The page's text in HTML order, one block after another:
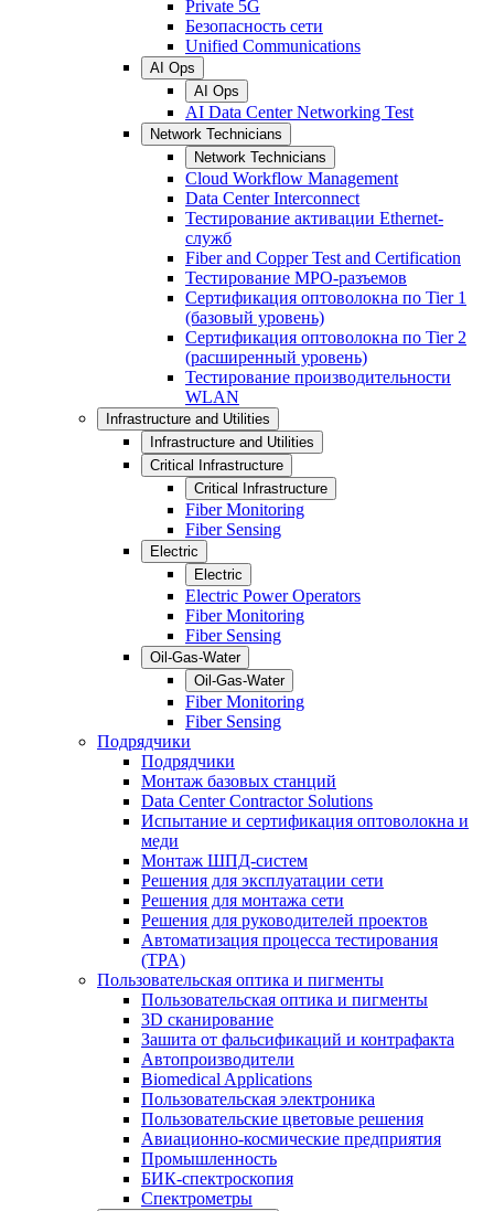
Private 5G
Безопасность сети
Unified Communications
AI Ops
AI Ops
AI Data Center Networking Test
Network Technicians
Network Technicians
Cloud Workflow Management
Data Center Interconnect
Тестирование активации Ethernet-
служб
Fiber and Copper Test and Certification
Тестирование МРО-разъемов
Сертификация оптоволокна по Tier 1
(базовый уровень)
Сертификация оптоволокна по Tier 2
(расширенный уровень)
Тестирование производительности
WLAN
Infrastructure and Utilities
Infrastructure and Utilities
Critical Infrastructure
Critical Infrastructure
Fiber Monitoring
Fiber Sensing
Electric
Electric
Electric Power Operators
Fiber Monitoring
Fiber Sensing
Oil-Gas-Water
Oil-Gas-Water
Fiber Monitoring
Fiber Sensing
Подрядчики
Подрядчики
Монтаж базовых станций
Data Center Contractor Solutions
Испытание и сертификация оптоволокна и
меди
Монтаж ШПД-систем
Решения для эксплуатации сети
Решения для монтажа сети
Решения для руководителей проектов
Автоматизация процесса тестирования
(TPA)
Пользовательская оптика и пигменты
Пользовательская оптика и пигменты
3D сканирование
Зашита от фальсификаций и контрафакта
Автопроизводители
Biomedical Applications
Пользовательская электроника
Пользовательские цветовые решения
Авиационно-космические предприятия
Промышленность
БИК-спектроскопия
Спектрометры